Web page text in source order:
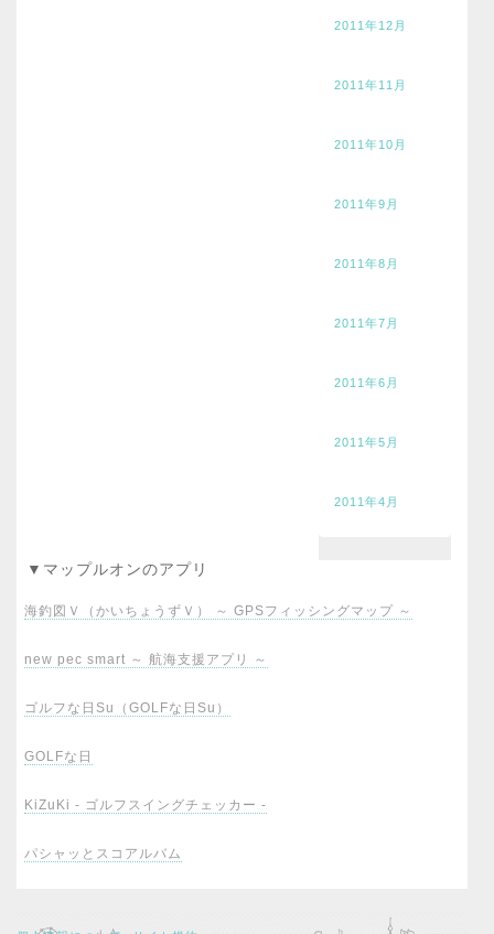
2011年12月
2011年11月
2011年10月
2011年9月
2011年8月
2011年7月
2011年6月
2011年5月
2011年4月
▼マップルオンのアプリ
海釣図Ｖ（かいちょうずＶ） ～ GPSフィッシングマップ ～
new pec smart ～ 航海支援アプリ ～
ゴルフな日Su（GOLFな日Su）
GOLFな日
KiZuKi - ゴルフスイングチェッカー -
パシャッとスコアルバム